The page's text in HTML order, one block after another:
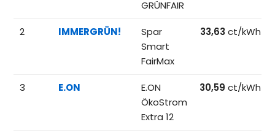
GRÜNFAIR
2 IMMERGRÜN!
Spar
Smart
FairMax
33,63 ct/kWh
3 E.ON
E.ON
ÖkoStrom
Extra 12
30,59 ct/kWh